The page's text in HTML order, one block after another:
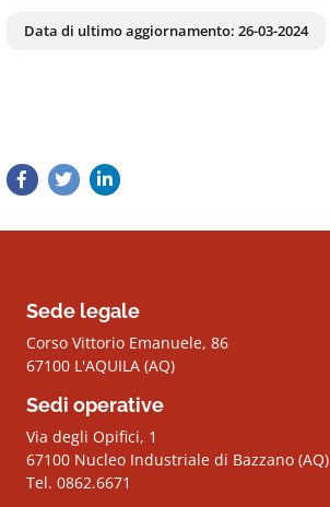
Data di ultimo aggiornamento: 26-03-2024
Sede legale
Corso Vittorio Emanuele, 86
67100 L'AQUILA (AQ)
Sedi operative
Via degli Opifici, 1
67100 Nucleo Industriale di Bazzano (AQ)
Tel. 0862.6671